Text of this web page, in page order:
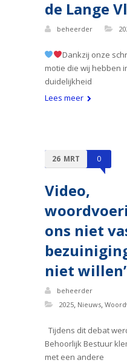
de Lange
beheerder
Dankzij onze
motie die wij hebben
duidelijkheid
Lees meer
26 MRT 0
Video,
ons niet
niet
beheerder
2025, Nieuws,
Tijdens dit debat
Behoorlijk Bestuur
met een andere